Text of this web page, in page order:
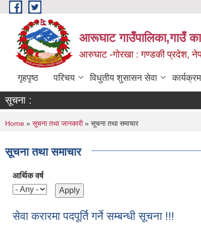
Skip to main content
आरूघाट गाउँपालिका,गाउँ
आरुघाट -गोरखा : गण्डकी प्रदेश,
गृहपृष्ठ परिचय विधुतीय शुसासन सेवा
सूचना :
You are here
Home » सूचना तथा जानकारी» सूचना तथा समाचार
सूचना तथा समाचार
आर्थिक वर्ष
सेवा करारमा पदपूर्ति गर्ने सम्बन्धी सूचना !!!